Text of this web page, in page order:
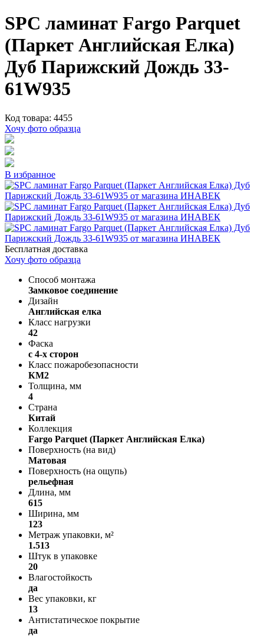
SPC ламинат Fargo Parquet
(Паркет Английская Елка)
Дуб Парижский Дождь 33-
61W935
Код товара: 4455
Хочу фото образца
В избранное
Бесплатная доставка
Хочу фото образца
Способ монтажа
Замковое соединение
Дизайн
Английская елка
Класс нагрузки
42
Фаска
с 4-х сторон
Класс пожаробезопасности
КМ2
Толщина, мм
4
Страна
Китай
Коллекция
Fargo Parquet (Паркет Английская Елка)
Поверхность (на вид)
Матовая
Поверхность (на ощупь)
рельефная
Длина, мм
615
Ширина, мм
123
Метраж упаковки, м²
1.513
Штук в упаковке
20
Влагостойкость
да
Вес упаковки, кг
13
Антистатическое покрытие
да